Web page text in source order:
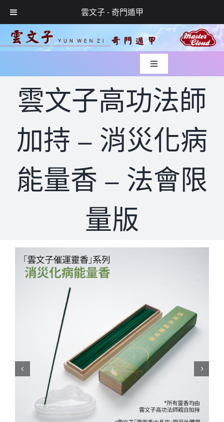
雲文子 - 奇門遁甲
Skip
to
Toggle
Navigation
入世緣起
玄學服務
網上預約
Cloud Shop雲店
活動代言
雲文子高功法師
加持 – 消災化病
能量香 – 法會限
量版